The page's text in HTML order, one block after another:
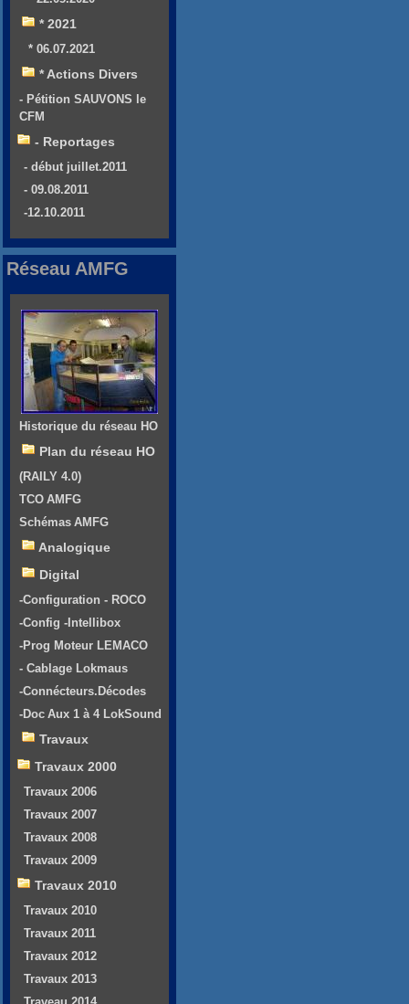
* 2021
* 06.07.2021
* Actions Divers
- Pétition SAUVONS le
CFM
- Reportages
- début juillet.2011
- 09.08.2011
-12.10.2011
Réseau AMFG
Historique du réseau HO
Plan du réseau HO
(RAILY 4.0)
TCO AMFG
Schémas AMFG
Analogique
Digital
-Configuration - ROCO
-Config -Intellibox
-Prog Moteur LEMACO
- Cablage Lokmaus
-Connécteurs.Décodes
-Doc Aux 1 à 4 LokSound
Travaux
Travaux 2000
Travaux 2006
Travaux 2007
Travaux 2008
Travaux 2009
Travaux 2010
Travaux 2010
Travaux 2011
Travaux 2012
Travaux 2013